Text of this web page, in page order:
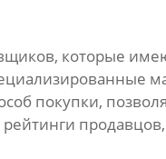
которые
покупки,